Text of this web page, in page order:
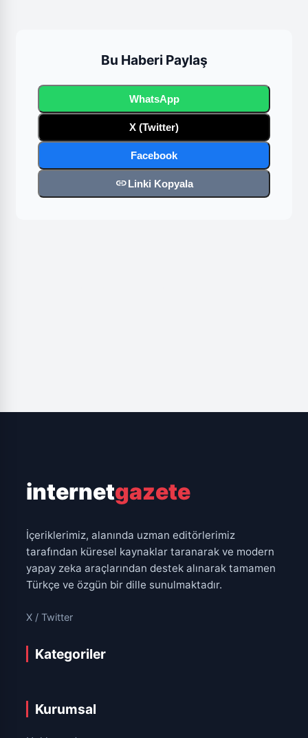
Bu Haberi Paylaş
WhatsApp
X (Twitter)
Facebook
linkLinki Kopyala
internetgazete
İçeriklerimiz, alanında uzman editörlerimiz
tarafından küresel kaynaklar taranarak ve modern
yapay zeka araçlarından destek alınarak tamamen
Türkçe ve özgün bir dille sunulmaktadır.
X / Twitter
Kategoriler
Kurumsal